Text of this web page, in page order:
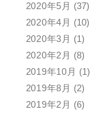
2020年5月 (37)
2020年4月 (10)
2020年3月 (1)
2020年2月 (8)
2019年10月 (1)
2019年8月 (2)
2019年2月 (6)